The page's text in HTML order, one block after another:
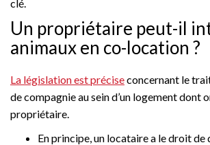
clé.
Un propriétaire peut-il
animaux en co-location ?
La législation est préciseconcernant le
de compagnie au sein d’un logement dont
propriétaire.
En principe, un locataire a le droit de